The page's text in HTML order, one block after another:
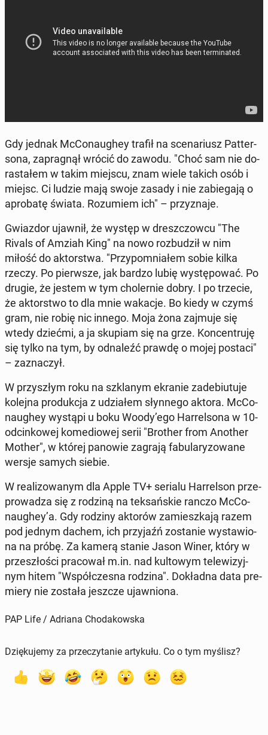
Gdy jednak McCo­nau­ghey trafił na sce­na­riusz Pat­ter­
so­na, za­pra­gnął wrócić do zawodu. "Choć sam nie do­
ra­sta­łem w takim miejscu, znam wiele takich osób i
miejsc. Ci ludzie mają swoje zasady i nie za­bie­ga­ją o
apro­ba­tę świata. Ro­zu­miem ich" – przy­zna­je.
Gwiaz­dor ujawnił, że występ w dresz­czow­cu "The
Rivals of Amziah King" na nowo roz­bu­dził w nim
miłość do ak­tor­stwa. "Przy­po­mnia­łem sobie kilka
rzeczy. Po pierw­sze, jak bardzo lubię wy­stę­po­wać. Po
drugie, że jestem w tym cho­ler­nie dobry. I po trzecie,
że ak­tor­stwo to dla mnie wakacje. Bo kiedy w czymś
gram, nie robię nic innego. Moja żona zajmuje się
wtedy dziećmi, a ja skupiam się na grze. Kon­cen­tru­ję
się tylko na tym, by od­na­leźć prawdę o mojej postaci"
– za­zna­czył.
W przy­szłym roku na szkla­nym ekranie za­de­biu­tu­je
kolejna pro­duk­cja z udzia­łem słyn­ne­go aktora. McCo­
nau­ghey wystąpi u boku Woody’ego Har­rel­so­na w 10-
od­cin­ko­wej ko­me­dio­wej serii "Brother from Another
Mother", w której panowie zagrają fa­bu­la­ry­zo­wa­ne
wersje samych siebie.
W re­ali­zo­wa­nym dla Apple TV+ serialu Har­rel­son prze­
pro­wa­dza się z rodziną na tek­sań­skie ranczo McCo­
nau­ghey’a. Gdy rodziny aktorów za­miesz­ka­ją razem
pod jednym dachem, ich przy­jaźń zo­sta­nie wy­sta­wio­
na na próbę. Za kamerą stanie Jason Winer, który w
prze­szło­ści pra­co­wał m.in. nad kul­to­wym te­le­wi­zyj­
nym hitem "Współ­cze­sna rodzina". Do­kład­na data pre­
mie­ry nie została jeszcze ujaw­nio­na.
PAP Life / Adriana Chodakowska
Dziękujemy za przeczytanie artykułu. Co o tym myślisz?